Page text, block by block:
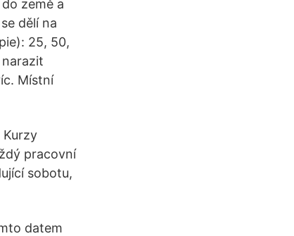
země a
dělí na
25, 50,
narazit
Místní
pracovní
sobotu,
datem